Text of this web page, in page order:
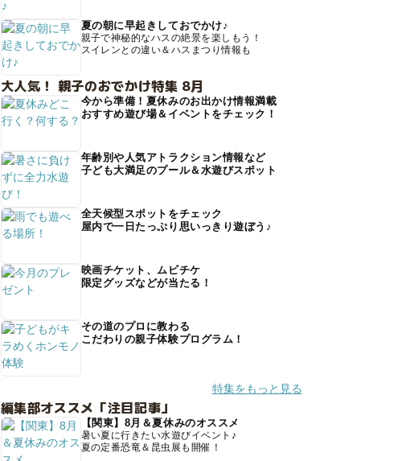
夏の朝に早起きしておでかけ♪
親子で神秘的なハスの絶景を楽しもう！
スイレンとの違い＆ハスまつり情報も
大人気！ 親子のおでかけ特集 8月
今から準備！夏休みのお出かけ情報満載
おすすめ遊び場＆イベントをチェック！
年齢別や人気アトラクション情報など
子ども大満足のプール＆水遊びスポット
全天候型スポットをチェック
屋内で一日たっぷり思いっきり遊ぼう♪
映画チケット、ムビチケ
限定グッズなどが当たる！
その道のプロに教わる
こだわりの親子体験プログラム！
特集をもっと見る
編集部オススメ「注目記事」
【関東】8月＆夏休みのオススメ
暑い夏に行きたい水遊びイベント♪
夏の定番恐竜＆昆虫展も開催！